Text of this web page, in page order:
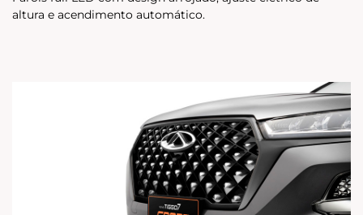
altura e acendimento automático.